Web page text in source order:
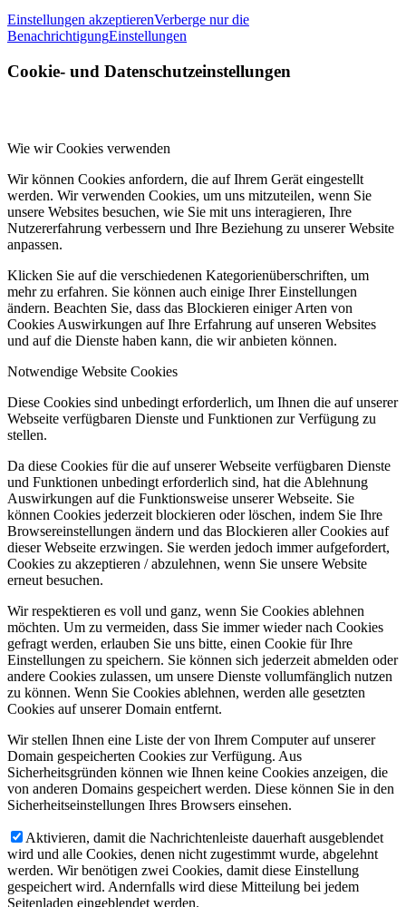
Einstellungen akzeptierenVerberge nur die
BenachrichtigungEinstellungen
Cookie- und Datenschutzeinstellungen
Wie wir Cookies verwenden
Wir können Cookies anfordern, die auf Ihrem Gerät eingestellt
werden. Wir verwenden Cookies, um uns mitzuteilen, wenn Sie
unsere Websites besuchen, wie Sie mit uns interagieren, Ihre
Nutzererfahrung verbessern und Ihre Beziehung zu unserer Website
anpassen.
Klicken Sie auf die verschiedenen Kategorienüberschriften, um
mehr zu erfahren. Sie können auch einige Ihrer Einstellungen
ändern. Beachten Sie, dass das Blockieren einiger Arten von
Cookies Auswirkungen auf Ihre Erfahrung auf unseren Websites
und auf die Dienste haben kann, die wir anbieten können.
Notwendige Website Cookies
Diese Cookies sind unbedingt erforderlich, um Ihnen die auf unserer
Webseite verfügbaren Dienste und Funktionen zur Verfügung zu
stellen.
Da diese Cookies für die auf unserer Webseite verfügbaren Dienste
und Funktionen unbedingt erforderlich sind, hat die Ablehnung
Auswirkungen auf die Funktionsweise unserer Webseite. Sie
können Cookies jederzeit blockieren oder löschen, indem Sie Ihre
Browsereinstellungen ändern und das Blockieren aller Cookies auf
dieser Webseite erzwingen. Sie werden jedoch immer aufgefordert,
Cookies zu akzeptieren / abzulehnen, wenn Sie unsere Website
erneut besuchen.
Wir respektieren es voll und ganz, wenn Sie Cookies ablehnen
möchten. Um zu vermeiden, dass Sie immer wieder nach Cookies
gefragt werden, erlauben Sie uns bitte, einen Cookie für Ihre
Einstellungen zu speichern. Sie können sich jederzeit abmelden oder
andere Cookies zulassen, um unsere Dienste vollumfänglich nutzen
zu können. Wenn Sie Cookies ablehnen, werden alle gesetzten
Cookies auf unserer Domain entfernt.
Wir stellen Ihnen eine Liste der von Ihrem Computer auf unserer
Domain gespeicherten Cookies zur Verfügung. Aus
Sicherheitsgründen können wie Ihnen keine Cookies anzeigen, die
von anderen Domains gespeichert werden. Diese können Sie in den
Sicherheitseinstellungen Ihres Browsers einsehen.
Aktivieren, damit die Nachrichtenleiste dauerhaft ausgeblendet
wird und alle Cookies, denen nicht zugestimmt wurde, abgelehnt
werden. Wir benötigen zwei Cookies, damit diese Einstellung
gespeichert wird. Andernfalls wird diese Mitteilung bei jedem
Seitenladen eingeblendet werden.